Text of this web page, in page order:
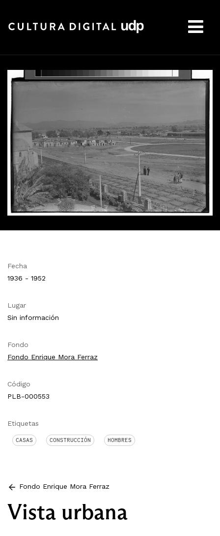
Fecha
1936 - 1952
Lugar
Sin información
Fondo
Fondo Enrique Mora Ferraz
Código
PLB-000553
Etiquetas
CASAS CONSTRUCCIÓN HOMBRES
Fondo Enrique Mora Ferraz
Vista urbana